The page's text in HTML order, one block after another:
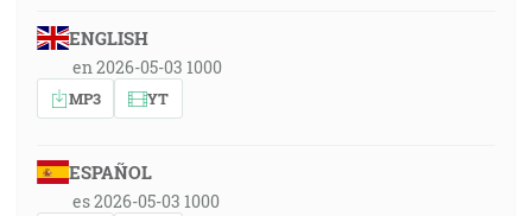
ENGLISH
en 2026-05-03 1000
MP3 YT
ESPAÑOL
es 2026-05-03 1000